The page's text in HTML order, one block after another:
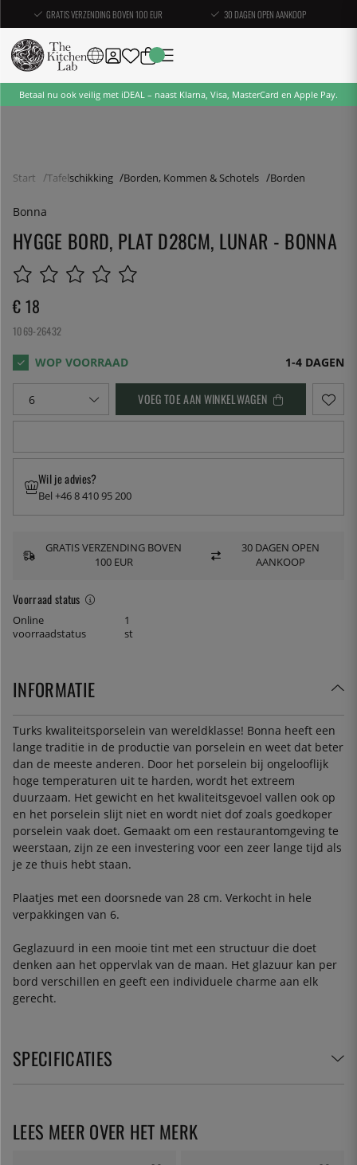
GRATIS VERZENDING BOVEN 100 EUR 30 DAGEN OPEN AANKOOP
Betaal nu ook veilig met iDEAL – naast Klarna, Visa, MasterCard en Apple Pay.
Start Tafelschikking Borden, Kommen & Schotels Borden
Bonna
HYGGE BORD, PLAT D28CM, LUNAR - BONNA
€ 18
1069-26432
1-4 DAGEN
VOEG TOE AAN WINKELWAGEN
Voorraad status
Online
voorraadstatus
1
st
Wil je advies?
Bel +46 8 410 95 200
GRATIS VERZENDING BOVEN
100 EUR
30 DAGEN OPEN
AANKOOP
INFORMATIE
Turks kwaliteitsporselein van wereldklasse! Bonna heeft een
lange traditie in de productie van porselein en weet dat beter
dan de meeste anderen. Door het porselein bij ongelooflijk
hoge temperaturen uit te harden, wordt het extreem
duurzaam. Het gewicht en het kwaliteitsgevoel vallen ook op
en het porselein slijt niet en wordt niet dof zoals goedkoper
porselein vaak doet. Gemaakt om een restaurantomgeving te
weerstaan, zijn ze een investering voor een zeer lange tijd als
je ze thuis hebt staan.
Plaatjes met een doorsnede van 28 cm. Verkocht in hele
verpakkingen van 6.
Geglazuurd in een mooie tint met een structuur die doet
denken aan het oppervlak van de maan. Het glazuur kan per
bord verschillen en geeft een individuele charme aan elk
gerecht.
SPECIFICATIES
LEES MEER OVER HET MERK